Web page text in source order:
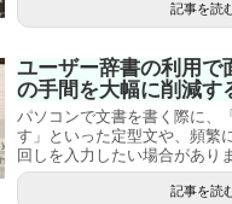
記事を読
ユーザー辞書の利用で
の手間を大幅に削減す
パソコンで文書を書く際に、
す」といった定型文や、頻繁
回しを入力したい場合があり
記事を読